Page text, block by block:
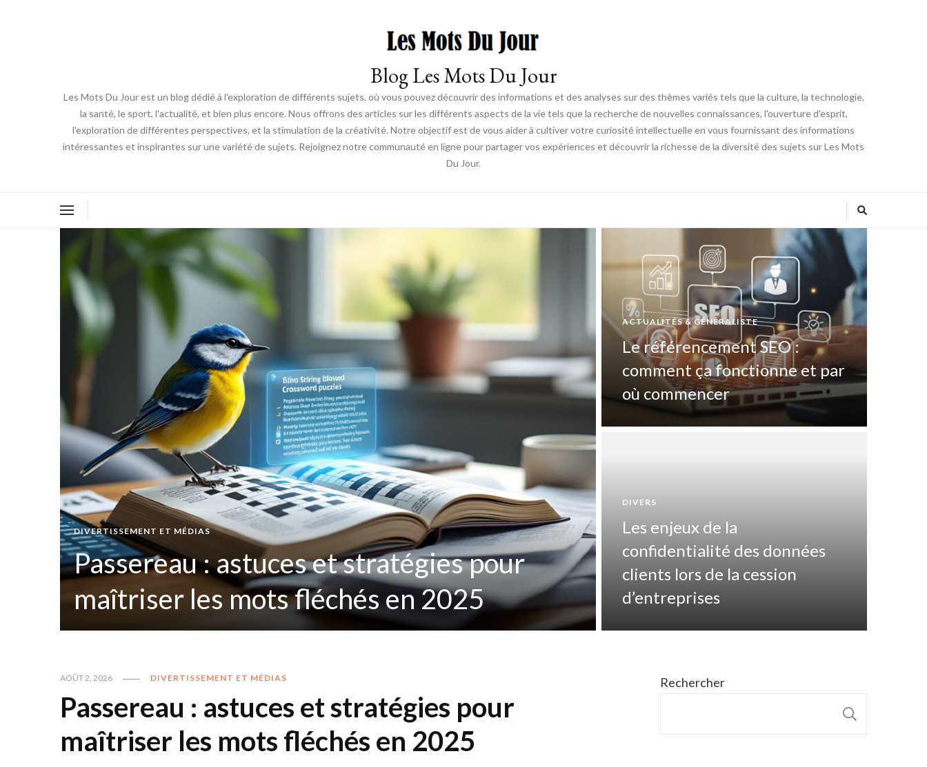
Blog Les Mots Du Jour
Les Mots Du Jour est un blog dédié à l'exploration de différents sujets, où vous pouvez découvrir des informations et des analyses sur des thèmes variés tels que la culture, la technologie,
la santé, le sport, l'actualité, et bien plus encore. Nous offrons des articles sur les différents aspects de la vie tels que la recherche de nouvelles connaissances, l'ouverture d'esprit,
l'exploration de différentes perspectives, et la stimulation de la créativité. Notre objectif est de vous aider à cultiver votre curiosité intellectuelle en vous fournissant des informations
intéressantes et inspirantes sur une variété de sujets. Rejoignez notre communauté en ligne pour partager vos expériences et découvrir la richesse de la diversité des sujets sur Les Mots
Du Jour.
DIVERTISSEMENT ET MÉDIAS
Passereau : astuces et stratégies pour
maîtriser les mots fléchés en 2025
ACTUALITÉS & GÉNÉRALISTE
Le référencement SEO :
comment ça fonctionne et par
où commencer
DIVERS
Les enjeux de la
confidentialité des données
clients lors de la cession
d’entreprises
AOÛT 2, 2026 DIVERTISSEMENT ET MÉDIAS
Passereau : astuces et stratégies pour
maîtriser les mots fléchés en 2025
Rechercher